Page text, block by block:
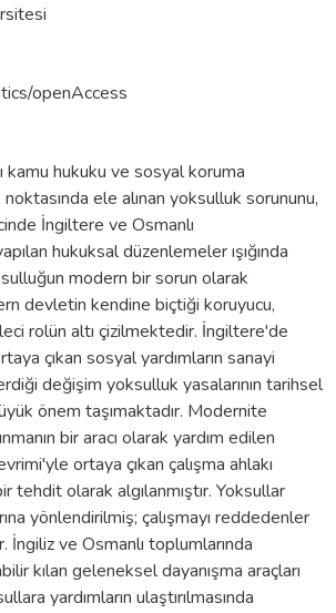
openAccess
kamu hukuku ve sosyal koruma
ele alınan yoksulluk sorununu,
İngiltere ve Osmanlı
hukuksal düzenlemeler ışığında
modern bir sorun olarak
devletin kendine biçtiği koruyucu,
rolün altı çizilmektedir. İngiltere'de
çıkan sosyal yardımların sanayi
değişim yoksulluk yasalarının tarihsel
önem taşımaktadır. Modernite
bir aracı olarak yardım edilen
ortaya çıkan çalışma ahlakı
tehdit olarak algılanmıştır. Yoksullar
yönlendirilmiş; çalışmayı reddedenler
İngiliz ve Osmanlı toplumlarında
kılan geleneksel dayanışma araçları
yardımların ulaştırılmasında